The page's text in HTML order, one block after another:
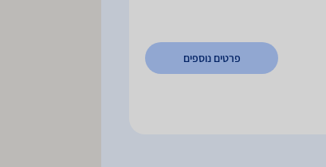
פרטים נוספים